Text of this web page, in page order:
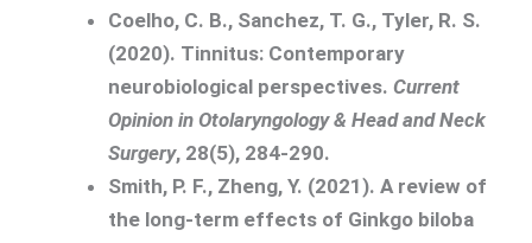
Coelho, C. B., Sanchez, T. G., Tyler, R. S.
(2020). Tinnitus: Contemporary
neurobiological perspectives. Current
Opinion in Otolaryngology & Head and Neck
Surgery, 28(5), 284-290.
Smith, P. F., Zheng, Y. (2021). A review of
the long-term effects of Ginkgo biloba